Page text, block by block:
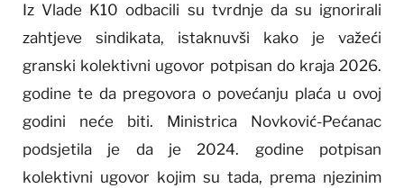
Iz Vlade K10 odbacili su tvrdnje da su ignorirali
zahtjeve sindikata, istaknuvši kako je važeći
granski kolektivni ugovor potpisan do kraja 2026.
godine te da pregovora o povećanju plaća u ovoj
godini neće biti. Ministrica Novković-Pećanac
podsjetila je da je 2024. godine potpisan
kolektivni ugovor kojim su tada, prema njezinim